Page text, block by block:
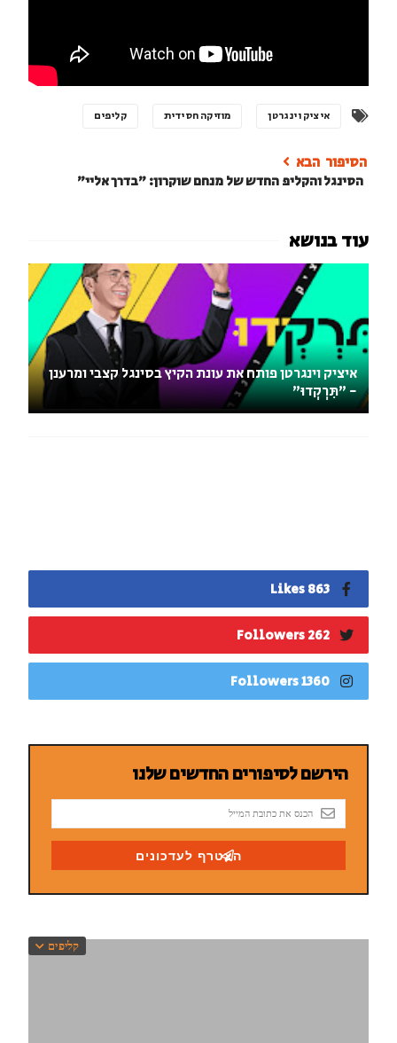
איציק וינגרטן מוזיקה חסידית קליפים
הסינגל והקליפ החדש של מנחם שוקרון: "בדרך אליי"
איציק וינגרטן פותח את עונת הקיץ בסינגל קצבי ומרענן
- "תִּרְקְדוּ"
863 Likes
262 Followers
1360 Followers
קליפים